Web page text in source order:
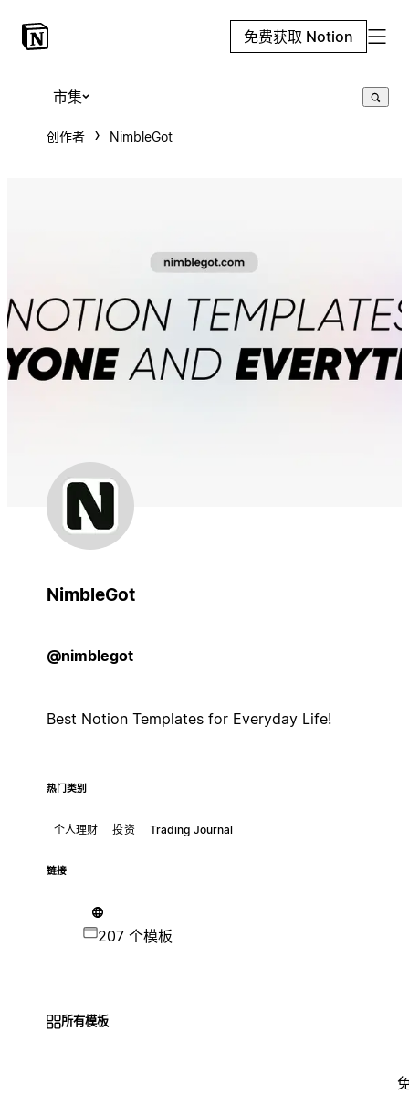
免费获取 Notion
市集
创作者 NimbleGot
NimbleGot
@nimblegot
Best Notion Templates for Everyday Life!
热门类别
个人理财 投资 Trading Journal
链接
207 个模板
所有模板